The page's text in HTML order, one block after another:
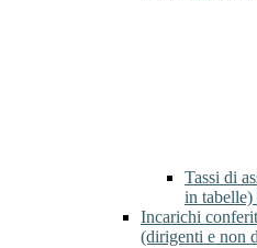
Tassi di
in tabelle)
Incarichi
(dirigenti e non